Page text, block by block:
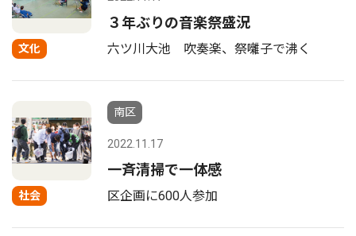
文化
３年ぶりの音楽祭盛況
六ツ川大池 吹奏楽、祭囃子で沸く
社会
南区
2022.11.17
一斉清掃で一体感
区企画に600人参加